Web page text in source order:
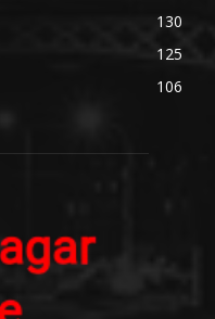
130
125
106